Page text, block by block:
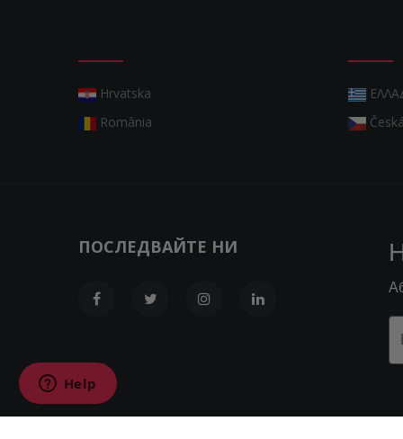
Hrvatska
România
ПОСЛЕДВАЙТЕ НИ